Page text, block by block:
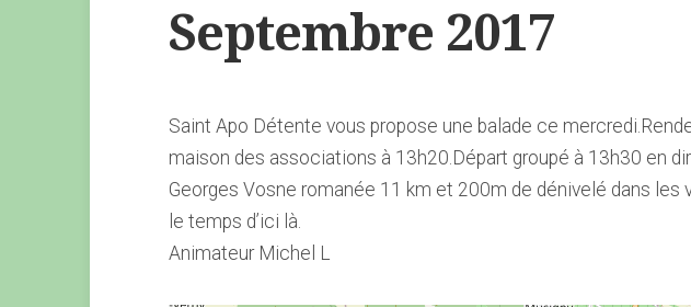
Septembre 2017
Saint Apo Détente vous propose une balade ce
maison des associations à 13h20.Départ groupé à 13h30 en
Georges Vosne romanée 11 km et 200m de dénivelé dans les
le temps d’ici là.
Animateur Michel L